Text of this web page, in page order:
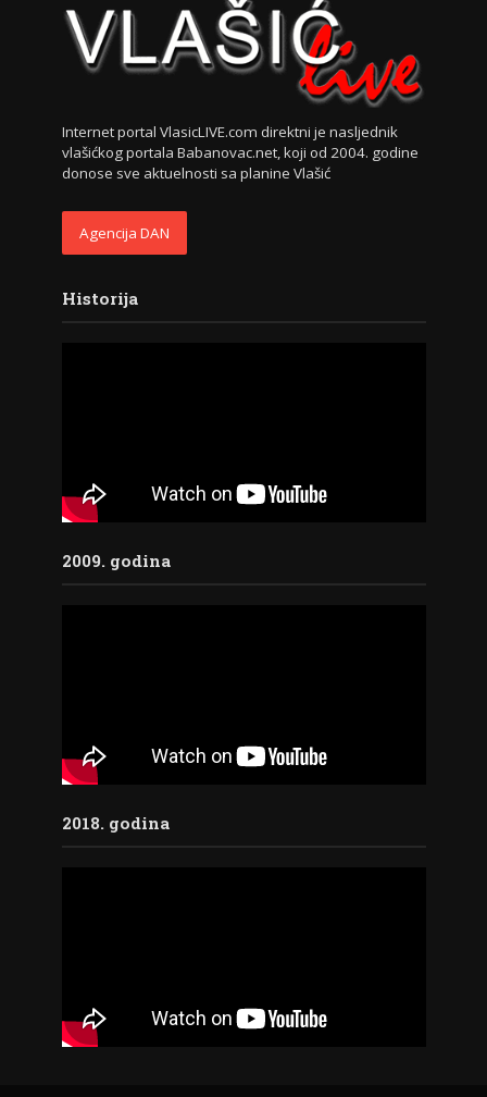
Internet portal VlasicLIVE.com direktni je nasljednik
vlašićkog portala Babanovac.net, koji od 2004. godine
donose sve aktuelnosti sa planine Vlašić
Agencija DAN
Historija
2009. godina
2018. godina